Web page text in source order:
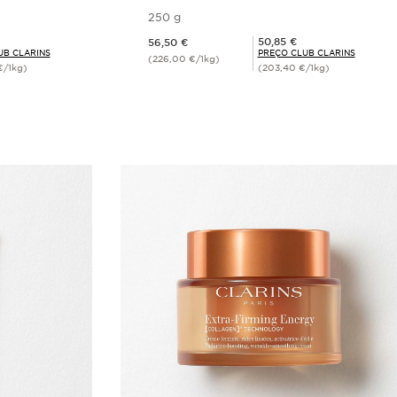
CLARINS
1kg)
250 g
56,50 €
(226,00 €/1kg)
Preço Club Clarins 50,85 €
50,85 €
PREÇO CLUB CLARINS
(203,40 €/1kg)